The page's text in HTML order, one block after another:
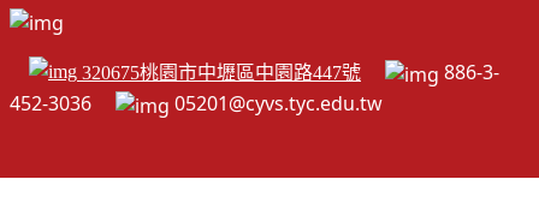
320675桃園市中壢區中園路447號
886-3-
452-3036
05201@cyvs.tyc.edu.tw